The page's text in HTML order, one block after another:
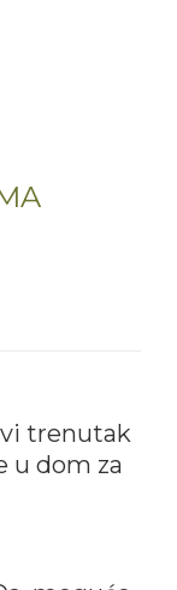
trenutak
u dom za